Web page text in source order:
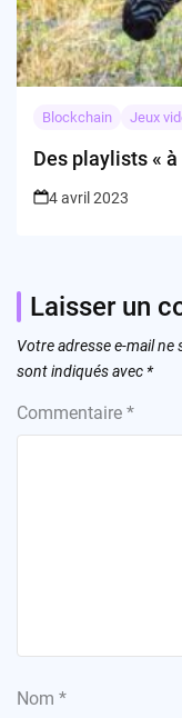
Blockchain Jeux
Des playlists «
4 avril 2023
Laisser un
Votre adresse e-mail ne
sont indiqués avec *
Commentaire *
Nom *